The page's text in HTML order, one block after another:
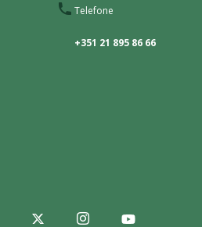
Telefone
+351 21 895 86 66